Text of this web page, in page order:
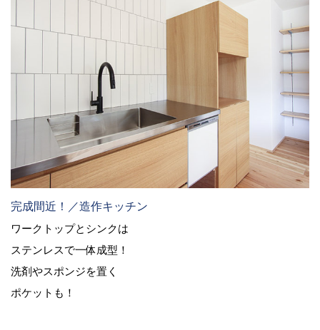
完成間近！／造作キッチン
ワークトップとシンクは
ステンレスで一体成型！
洗剤やスポンジを置く
ポケットも！